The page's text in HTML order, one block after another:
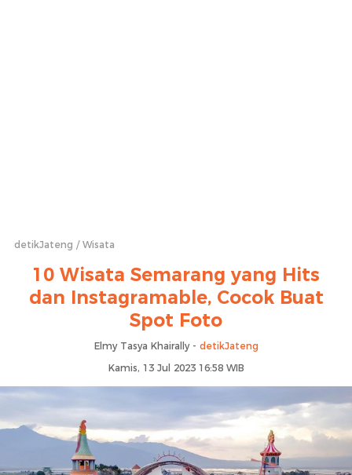
detikJateng Wisata
10 Wisata Semarang yang Hits
dan Instagramable, Cocok Buat
Spot Foto
Elmy Tasya Khairally - detikJateng
Kamis, 13 Jul 2023 16:58 WIB